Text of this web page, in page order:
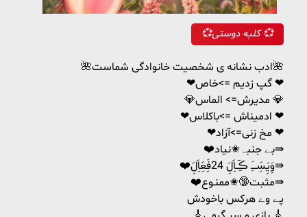
💞کلبه دوستی 💞
🌺ادب نشانه ی شخصیت خانوادگی شماست🌺
❤گپ زدیم =>خاص ❤
💎مدیرش=> الماس 💎
❤ادمیناش =>باکلاس ❤
❤مخ زنی=>آزاد ❤
❤️بے جنبہ✬نیاد⇛
❤️وَِیَِسَِــَِ ڪَِــاَِلَِ 24فَِعَِاَِلَِ⇛
❤️مثبت🔞✬ممنـوع⇛
پے وے هرکس باخودش